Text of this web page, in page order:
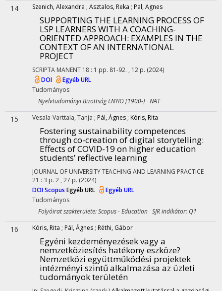
14 Szenich, Alexandra ; Asztalos, Reka ; Pal, Agnes
SUPPORTING THE LEARNING PROCESS OF
LSP LEARNERS WITH A COACHING-
ORIENTED APPROACH: EXAMPLES IN THE
CONTEXT OF AN INTERNATIONAL
PROJECT
SCRIPTA MANENT 18 : 1 pp. 81-92. , 12 p. (2024)
DOI
Egyéb URL
Tudományos
Nyelvtudományi Bizottság I.NYIO [1900-] NAT
15 Vesala-Varttala, Tanja ; Pál, Ágnes ; Kóris, Rita
Fostering sustainability competences
through co-creation of digital storytelling:
Effects of COVID-19 on higher education
students’ reflective learning
JOURNAL OF UNIVERSITY TEACHING AND LEARNING PRACTICE
21 : 3 p. 2 , 27 p. (2024)
DOIScopus Egyéb URL
Egyéb URL
Tudományos
Folyóirat szakterülete: Scopus - Education SJR indikátor: Q1
16 Kóris, Rita ; Pál, Ágnes ; Réthi, Gábor
Egyéni kezdeményezések vagy a
nemzetköziesítés hatékony eszköze?
Nemzetközi együttműködési projektek
intézményi szintű alkalmazása az üzleti
tudományok területén